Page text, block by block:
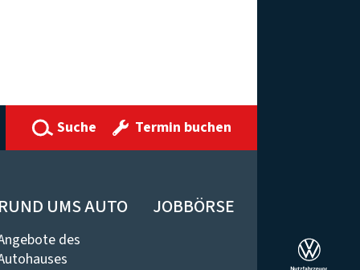
Suche Termin buchen
RUND UMS AUTO
des
JOBBÖRSE